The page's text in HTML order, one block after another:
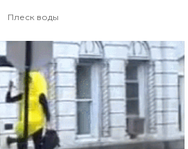
Плеск воды